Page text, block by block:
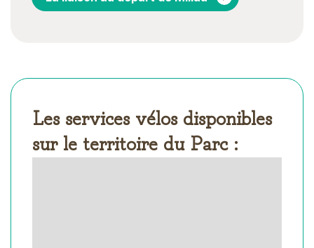
Les services vélos disponibles
sur le territoire du Parc :